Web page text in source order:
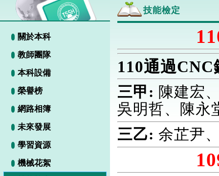
關於本科
教師團隊
本科設備
榮譽榜
網路相簿
未來發展
學習資源
機械花絮
技能檢定
110通過
三甲: 陳建宏
吳明哲、陳永
三乙: 余芷尹